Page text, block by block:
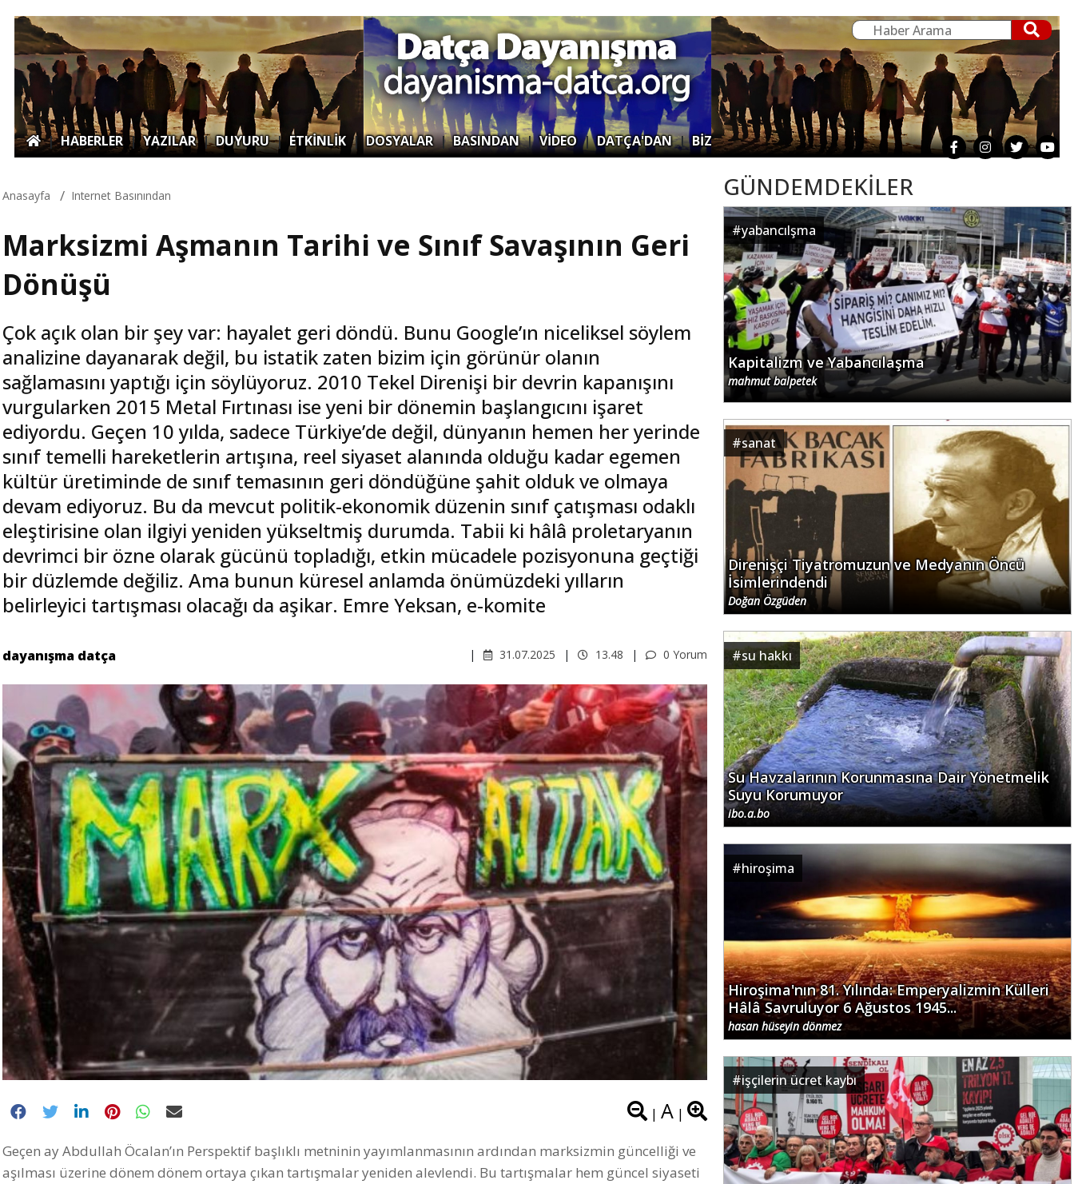
|HABERLER|YAZILAR|DUYURU| ETKİNLİK |DOSYALAR|BASINDAN|VİDEO|DATÇA'DAN|BİZ
Anasayfa Internet Basınından
Marksizmi Aşmanın Tarihi ve Sınıf Savaşının Geri
Dönüşü
Çok açık olan bir şey var: hayalet geri döndü. Bunu Google’ın niceliksel söylem
analizine dayanarak değil, bu istatik zaten bizim için görünür olanın
sağlamasını yaptığı için söylüyoruz. 2010 Tekel Direnişi bir devrin kapanışını
vurgularken 2015 Metal Fırtınası ise yeni bir dönemin başlangıcını işaret
ediyordu. Geçen 10 yılda, sadece Türkiye’de değil, dünyanın hemen her yerinde
sınıf temelli hareketlerin artışına, reel siyaset alanında olduğu kadar egemen
kültür üretiminde de sınıf temasının geri döndüğüne şahit olduk ve olmaya
devam ediyoruz. Bu da mevcut politik-ekonomik düzenin sınıf çatışması odaklı
eleştirisine olan ilgiyi yeniden yükseltmiş durumda. Tabii ki hâlâ proletaryanın
devrimci bir özne olarak gücünü topladığı, etkin mücadele pozisyonuna geçtiği
bir düzlemde değiliz. Ama bunun küresel anlamda önümüzdeki yılların
belirleyici tartışması olacağı da aşikar. Emre Yeksan, e-komite
dayanışma datça 0 Yorum
13.48
31.07.2025
| A |
Geçen ay Abdullah Öcalan’ın Perspektif başlıklı metninin yayımlanmasının ardından marksizmin güncelliği ve
aşılması üzerine dönem dönem ortaya çıkan tartışmalar yeniden alevlendi. Bu tartışmalar hem güncel siyaseti
GÜNDEMDEKİLER
#yabancılşma
Kapitalizm ve Yabancılaşma
mahmut balpetek
#sanat
Direnişçi Tiyatromuzun ve Medyanın Öncü
İsimlerindendi
Doğan Özgüden
#su hakkı
Su Havzalarının Korunmasına Dair Yönetmelik
Suyu Korumuyor
ibo.a.bo
#hiroşima
Hiroşima'nın 81. Yılında: Emperyalizmin Külleri
Hâlâ Savruluyor 6 Ağustos 1945...
hasan hüseyin dönmez
#işçilerin ücret kaybı